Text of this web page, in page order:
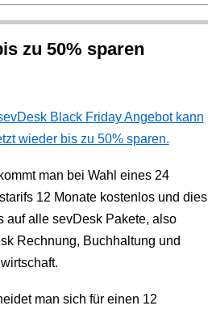
zu 50% sparen
Black Friday Angebot kann
wieder bis zu 50% sparen.
man bei Wahl eines 24
12 Monate kostenlos und dies
auf alle sevDesk Pakete, also
Rechnung, Buchhaltung und
man sich für einen 12